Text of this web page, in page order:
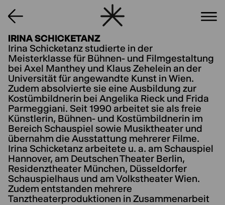
IRINA SCHICKETANZ
Irina Schicketanz studierte in der
Meisterklasse für Bühnen- und Filmgestaltung
bei Axel Manthey und Klaus Zehelein an der
Universität für angewandte Kunst in Wien.
Zudem absolvierte sie eine Ausbildung zur
Kostümbildnerin bei Angelika Rieck und Frida
Parmeggiani. Seit 1990 arbeitet sie als freie
Künstlerin, Bühnen- und Kostümbildnerin im
Bereich Schauspiel sowie Musiktheater und
übernahm die Ausstattung mehrerer Filme.
Irina Schicketanz arbeitete u. a. am Schauspiel
Hannover, am Deutschen Theater Berlin,
Residenztheater München, Düsseldorfer
Schauspielhaus und am Volkstheater Wien.
Zudem entstanden mehrere
Tanztheaterproduktionen in Zusammenarbeit